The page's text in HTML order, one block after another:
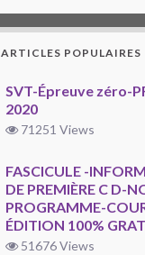
ARTICLES POPULAIRES
SVT-Épreuve zéro-
2020
71251 Views
FASCICULE -
DE PREMIÈRE C D-
PROGRAMME-
ÉDITION 100%
51676 Views